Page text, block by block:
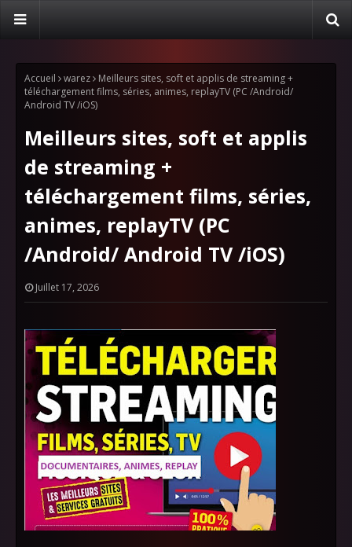
Accueil warez
Meilleurs sites, soft et applis de streaming +
téléchargement films, séries, animes, replayTV (PC /Android/
Android TV /iOS)
Meilleurs sites, soft et applis
de streaming +
téléchargement films, séries,
animes, replayTV (PC
/Android/ Android TV /iOS)
Juillet 17, 2026